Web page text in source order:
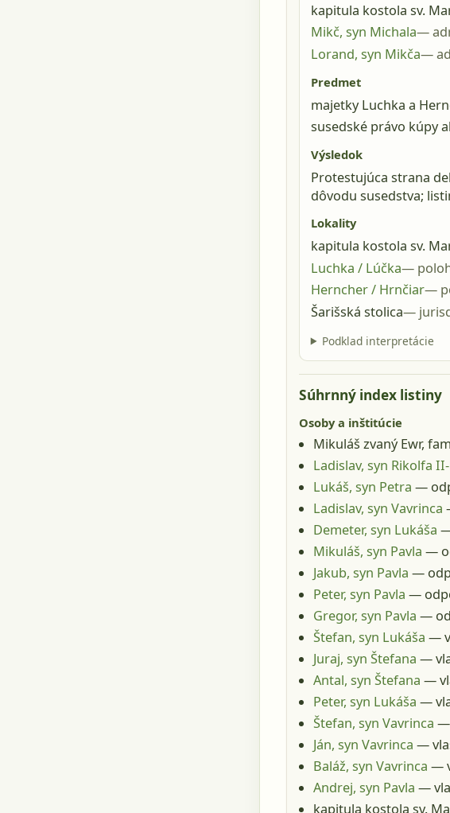
kapitula kostola sv.
Mikč, syn Michala
Lorand, syn Mikča
Predmet
majetky Luchka a
susedské právo kúpy
Výsledok
Protestujúca strana
dôvodu susedstva;
Lokality
kapitula kostola sv.
Luchka / Lúčka
Herncher / Hrnčiar
Šarišská stolica
Podklad interpretácie
Súhrnný index listiny
Osoby a inštitúcie
Mikuláš zvaný Ewr,
Ladislav, syn Rikolfa
Lukáš, syn Petra —
Ladislav, syn Vavrinca
Demeter, syn Lukáša
Mikuláš, syn Pavla —
Jakub, syn Pavla —
Peter, syn Pavla —
Gregor, syn Pavla —
Štefan, syn Lukáša —
Juraj, syn Štefana —
Antal, syn Štefana —
Peter, syn Lukáša —
Štefan, syn Vavrinca —
Ján, syn Vavrinca —
Baláž, syn Vavrinca —
Andrej, syn Pavla —
kapitula kostola sv.